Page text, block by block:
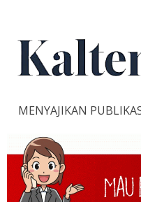
content
MENYAJIKAN